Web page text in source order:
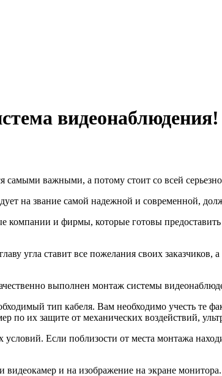
видеонаблюдения!
самыми важными, а потому стоит со всей
на звание самой надежной и современной,
и фирмы, которые готовы
угла ставит все пожелания своих
выполнен монтаж системы
тип кабеля. Вам необходимо учесть те
по их защите от механических воздействий,
условий. Если поблизости от места монтажа
видеокамер и на изображение на экране монитора.